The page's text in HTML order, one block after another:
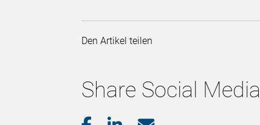
Den Artikel teilen
Share Social Media